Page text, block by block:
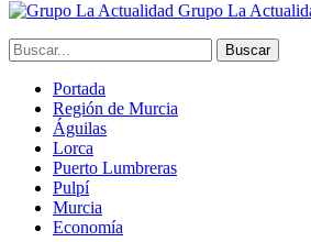
Grupo La
Portada
Región de Murcia
Águilas
Lorca
Puerto Lumbreras
Pulpí
Murcia
Economía